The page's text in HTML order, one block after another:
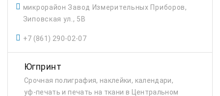
микрорайон Завод Измерительных Приборов,
Зиповская ул., 5В
+7 (861) 290-02-07
Югпринт
Срочная полиграфия, наклейки, календари,
уф-печать и печать на ткани в Центральном